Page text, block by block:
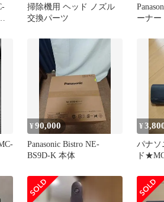
掃除機用 ヘッド ノズル
交換パーツ
ーナー
¥90,000
Panasonic Bistro NE-
BS9D-K 本体
¥
パナ
ド